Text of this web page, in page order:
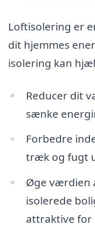
Loftisolering er
dit hjemmes
isolering kan
Reducer dit
sænke
Forbedre
træk og fugt
Øge værdien
isolerede
attraktive for